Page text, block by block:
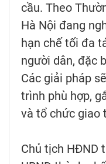
cầu. Theo
Hà Nội đang
hạn chế tối đa
người dân, đặc
Các giải pháp
trình phù hợp,
và tổ chức giao
Chủ tịch HĐND